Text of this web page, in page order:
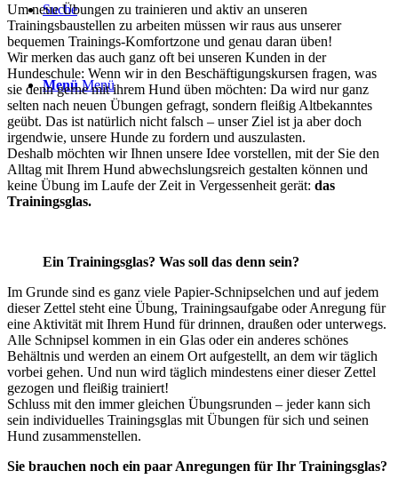
Suche
Menü Menü
Um neue Übungen zu trainieren und aktiv an unseren
Trainingsbaustellen zu arbeiten müssen wir raus aus unserer
bequemen Trainings-Komfortzone und genau daran üben!
Wir merken das auch ganz oft bei unseren Kunden in der
Hundeschule: Wenn wir in den Beschäftigungskursen fragen, was
sie denn gerne mit ihrem Hund üben möchten: Da wird nur ganz
selten nach neuen Übungen gefragt, sondern fleißig Altbekanntes
geübt. Das ist natürlich nicht falsch – unser Ziel ist ja aber doch
irgendwie, unsere Hunde zu fordern und auszulasten.
Deshalb möchten wir Ihnen unsere Idee vorstellen, mit der Sie den
Alltag mit Ihrem Hund abwechslungsreich gestalten können und
keine Übung im Laufe der Zeit in Vergessenheit gerät: das
Trainingsglas.
Ein Trainingsglas? Was soll das denn sein?
Im Grunde sind es ganz viele Papier-Schnipselchen und auf jedem
dieser Zettel steht eine Übung, Trainingsaufgabe oder Anregung für
eine Aktivität mit Ihrem Hund für drinnen, draußen oder unterwegs.
Alle Schnipsel kommen in ein Glas oder ein anderes schönes
Behältnis und werden an einem Ort aufgestellt, an dem wir täglich
vorbei gehen. Und nun wird täglich mindestens einer dieser Zettel
gezogen und fleißig trainiert!
Schluss mit den immer gleichen Übungsrunden – jeder kann sich
sein individuelles Trainingsglas mit Übungen für sich und seinen
Hund zusammenstellen.
Sie brauchen noch ein paar Anregungen für Ihr Trainingsglas?